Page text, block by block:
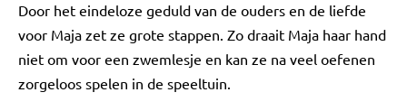
Door het eindeloze geduld van de ouders en de liefde
voor Maja zet ze grote stappen. Zo draait Maja haar hand
niet om voor een zwemlesje en kan ze na veel oefenen
zorgeloos spelen in de speeltuin.